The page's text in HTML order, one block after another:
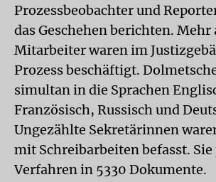
Prozessbeobachter und
das Geschehen berichten. Mehr
Mitarbeiter waren im
Prozess beschäftigt.
simultan in die Sprachen
Französisch, Russisch und
Ungezählte Sekretärinnen
mit Schreibarbeiten befasst. Sie
Verfahren in 5330 Dokumente.